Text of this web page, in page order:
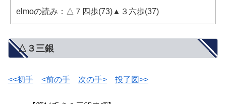
elmoの読み：△７四歩(73)▲３六歩(37)
△３三銀
<<初手 <前の手 次の手> 投了図>>